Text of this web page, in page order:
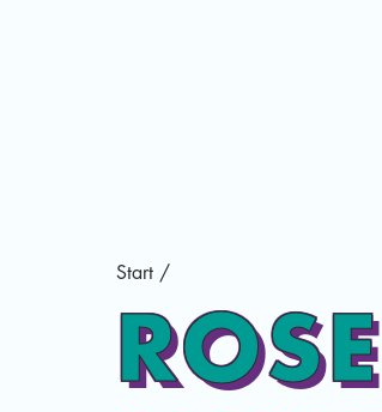
Start /